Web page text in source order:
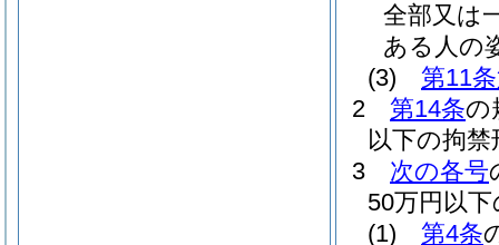
全部又は
ある人の
(3)
第11
2
第14条の
以下の拘
3
次の各号
50万円以
(1)
第4条